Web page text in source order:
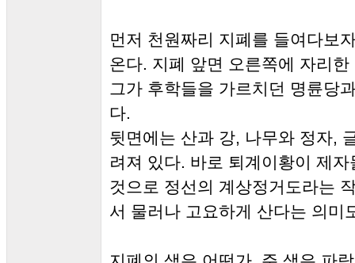
먼저 천원짜리 지폐를 들여다보
온다. 지폐 앞면 오른쪽에 자리
그가 후학들을 가르치던 명륜당
다.
뒷면에는 산과 강, 나무와 정자,
려져 있다. 바로 퇴계이황이 제
것으로 정선의 계상정거도라는
서 물러나 고요하게 산다는 의미